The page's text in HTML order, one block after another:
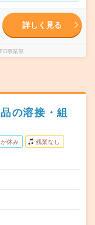
詳しく見る
事業部
の溶接・組
休み 残業なし